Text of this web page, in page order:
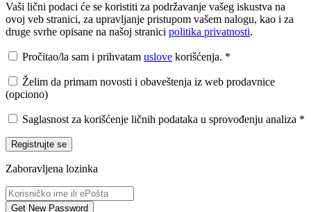
Vaši lični podaci će se koristiti za podržavanje vašeg iskustva na
ovoj veb stranici, za upravljanje pristupom vašem nalogu, kao i za
druge svrhe opisane na našoj stranici politika privatnosti.
Pročitao/la sam i prihvatam uslove korišćenja. *
Želim da primam novosti i obaveštenja iz web prodavnice
(opciono)
Saglasnost za korišćenje ličnih podataka u sprovođenju analiza *
Registrujte se
Zaboravljena lozinka